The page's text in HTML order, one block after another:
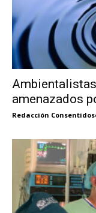
amenazados
Redacción